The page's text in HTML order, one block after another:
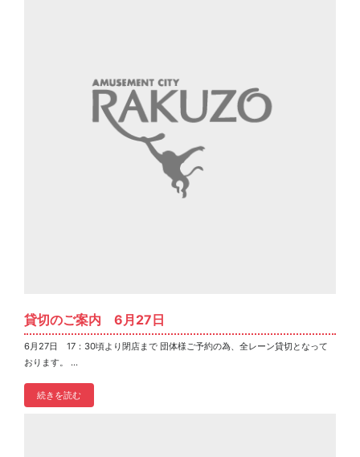
貸切のご案内 6月27日
6月27日 17：30頃より閉店まで 団体様ご予約の為、全レーン貸切となって
おります。 ...
続きを読む